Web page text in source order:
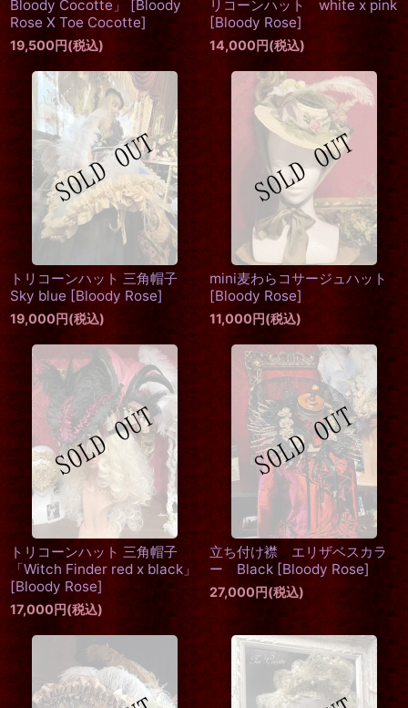
Bloody Cocotte」 [Bloody
Rose X Toe Cocotte]
19,500円(税込)
リコーンハット white x pink
[Bloody Rose]
14,000円(税込)
トリコーンハット 三角帽子
Sky blue [Bloody Rose]
19,000円(税込)
mini麦わらコサージュハット
[Bloody Rose]
11,000円(税込)
トリコーンハット 三角帽子
「Witch Finder red x black」
[Bloody Rose]
17,000円(税込)
立ち付け襟 エリザベスカラ
ー Black [Bloody Rose]
27,000円(税込)